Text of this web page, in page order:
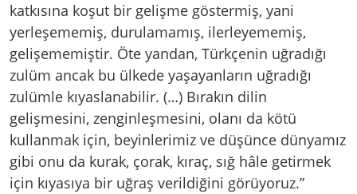
katkısına koşut bir gelişme göstermiş, yani
yerleşememiş, durulamamış, ilerleyememiş,
gelişememiştir. Öte yandan, Türkçenin uğradığı
zulüm ancak bu ülkede yaşayanların uğradığı
zulümle kıyaslanabilir. (…) Bırakın dilin
gelişmesini, zenginleşmesini, olanı da kötü
kullanmak için, beyinlerimiz ve düşünce dünyamız
gibi onu da kurak, çorak, kıraç, sığ hâle getirmek
için kıyasıya bir uğraş verildiğini görüyoruz.”